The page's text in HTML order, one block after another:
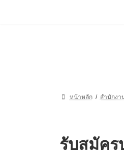
หน้าหลัก สำนักงา
รับสมัคร